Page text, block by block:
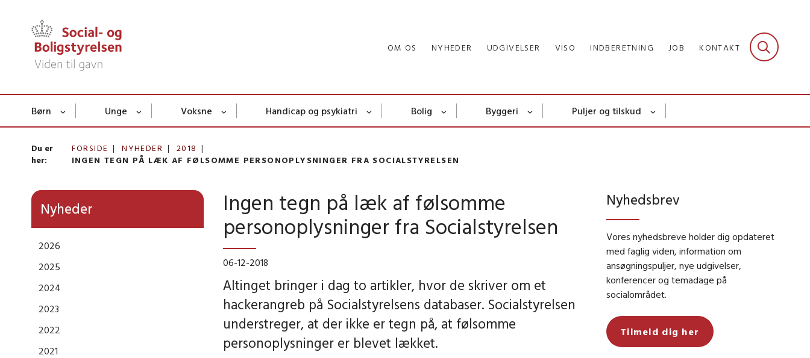
OM OS NYHEDER UDGIVELSER VISO INDBERETNING JOB KONTAKT
Børn Unge Voksne Handicap og psykiatri Bolig Byggeri Puljer og tilskud
Du er
her:
FORSIDE NYHEDER
2018
INGEN TEGN PÅ LÆK AF FØLSOMME PERSONOPLYSNINGER FRA SOCIALSTYRELSEN
Nyheder
2026
2025
2024
2023
2022
2021
Ingen tegn på læk af følsomme
personoplysninger fra Socialstyrelsen
06-12-2018
Altinget bringer i dag to artikler, hvor de skriver om et
hackerangreb på Socialstyrelsens databaser. Socialstyrelsen
understreger, at der ikke er tegn på, at følsomme
personoplysninger er blevet lækket.
Nyhedsbrev
Vores nyhedsbreve holder dig opdateret
med faglig viden, information om
ansøgningspuljer, nye udgivelser,
konferencer og temadage på
socialområdet.
Tilmeld dig her